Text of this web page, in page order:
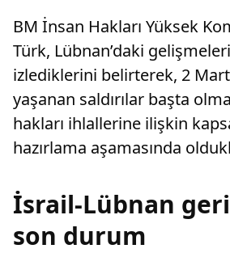
BM İnsan Hakları Yüksek
Türk, Lübnan’daki
izlediklerini belirterek, 2
yaşanan saldırılar başta
hakları ihlallerine ilişkin
hazırlama aşamasında
İsrail-Lübnan
son durum